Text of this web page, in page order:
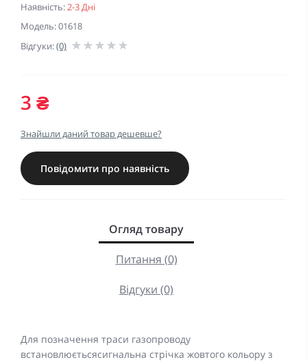
Наявність:2-3 Дні
Модель: 01618
Відгуки:(0)
3 ₴
Знайшли даний товар дешевше?
Повідомити про наявність
Огляд товару
Питання (0)
Відгуки (0)
Для позначення траси газопроводу
встановлюєтьсясигнальна стрічка жовтого кольору з